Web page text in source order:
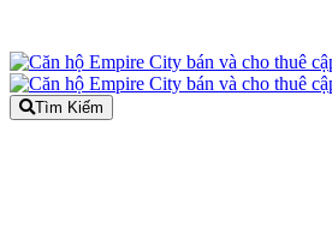
Tìm Kiếm